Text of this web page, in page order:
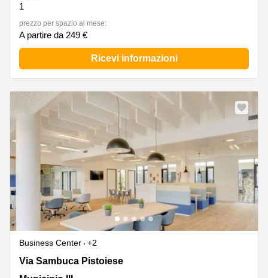
1
prezzo per spazio al mese:
A partire da 249 €
Ricevi informazioni
Business Center
+2
Via Sambuca Pistoiese 51-53 ,Via Sambuca Pistoiese 51-
53, Municipio III
Via Sambuca Pistoiese